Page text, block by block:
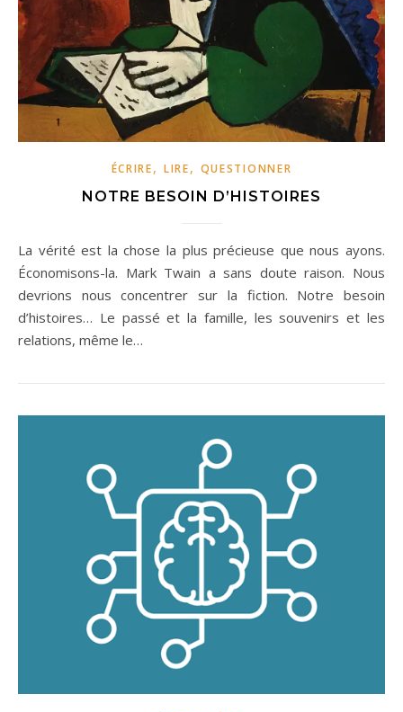
ÉCRIRE, LIRE, QUESTIONNER
NOTRE BESOIN D’HISTOIRES
La vérité est la chose la plus précieuse que nous ayons.
Économisons-la. Mark Twain a sans doute raison. Nous
devrions nous concentrer sur la fiction. Notre besoin
d’histoires… Le passé et la famille, les souvenirs et les
relations, même le…